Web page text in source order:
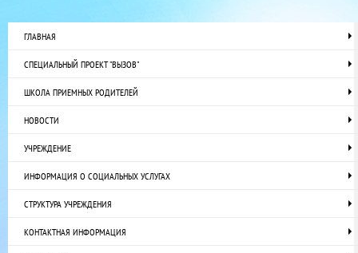
ГЛАВНАЯ
СПЕЦИАЛЬНЫЙ ПРОЕКТ "ВЫЗОВ"
ШКОЛА ПРИЕМНЫХ РОДИТЕЛЕЙ
НОВОСТИ
УЧРЕЖДЕНИЕ
ИНФОРМАЦИЯ О СОЦИАЛЬНЫХ УСЛУГАХ
СТРУКТУРА УЧРЕЖДЕНИЯ
КОНТАКТНАЯ ИНФОРМАЦИЯ